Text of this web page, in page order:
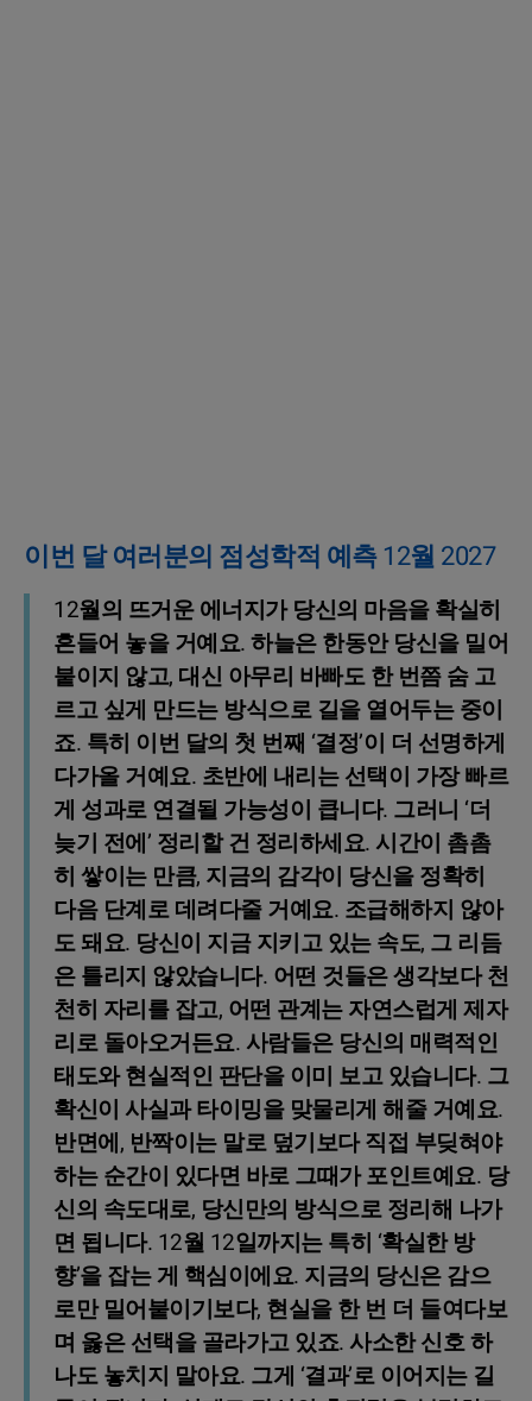
이번 달 여러분의 점성학적 예측 12월 2027
12월의 뜨거운 에너지가 당신의 마음을 확실히
흔들어 놓을 거예요. 하늘은 한동안 당신을 밀어
붙이지 않고, 대신 아무리 바빠도 한 번쯤 숨 고
르고 싶게 만드는 방식으로 길을 열어두는 중이
죠. 특히 이번 달의 첫 번째 ‘결정’이 더 선명하게
다가올 거예요. 초반에 내리는 선택이 가장 빠르
게 성과로 연결될 가능성이 큽니다. 그러니 ‘더
늦기 전에’ 정리할 건 정리하세요. 시간이 촘촘
히 쌓이는 만큼, 지금의 감각이 당신을 정확히
다음 단계로 데려다줄 거예요. 조급해하지 않아
도 돼요. 당신이 지금 지키고 있는 속도, 그 리듬
은 틀리지 않았습니다. 어떤 것들은 생각보다 천
천히 자리를 잡고, 어떤 관계는 자연스럽게 제자
리로 돌아오거든요. 사람들은 당신의 매력적인
태도와 현실적인 판단을 이미 보고 있습니다. 그
확신이 사실과 타이밍을 맞물리게 해줄 거예요.
반면에, 반짝이는 말로 덮기보다 직접 부딪혀야
하는 순간이 있다면 바로 그때가 포인트예요. 당
신의 속도대로, 당신만의 방식으로 정리해 나가
면 됩니다. 12월 12일까지는 특히 ‘확실한 방
향’을 잡는 게 핵심이에요. 지금의 당신은 감으
로만 밀어붙이기보다, 현실을 한 번 더 들여다보
며 옳은 선택을 골라가고 있죠. 사소한 신호 하
나도 놓치지 말아요. 그게 ‘결과’로 이어지는 길